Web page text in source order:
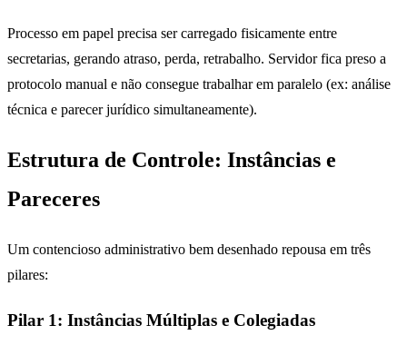
Processo em papel precisa ser carregado fisicamente entre
secretarias, gerando atraso, perda, retrabalho. Servidor fica preso a
protocolo manual e não consegue trabalhar em paralelo (ex: análise
técnica e parecer jurídico simultaneamente).
Estrutura de Controle: Instâncias e
Pareceres
Um contencioso administrativo bem desenhado repousa em três
pilares:
Pilar 1: Instâncias Múltiplas e Colegiadas